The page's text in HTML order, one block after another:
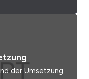
der Umsetzung